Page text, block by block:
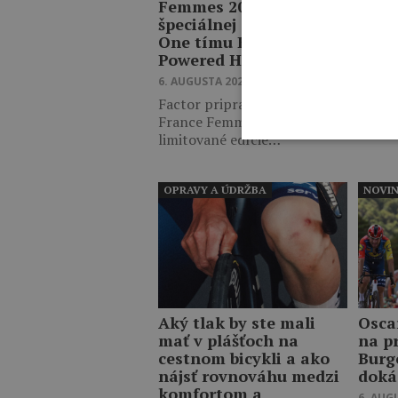
Femmes 2026? Detaily
špeciálnej edície Factor
One tímu Human
Powered Health
6. AUGUSTA 2026 13:10
Factor pripravil pre Tour de
France Femmes dve
limitované edície…
do
Aký tlak by ste mali
mať v plášťoch na
cestnom bicykli a ako
nájsť rovnováhu medzi
komfortom a
OPRAVY A ÚDRŽBA
na